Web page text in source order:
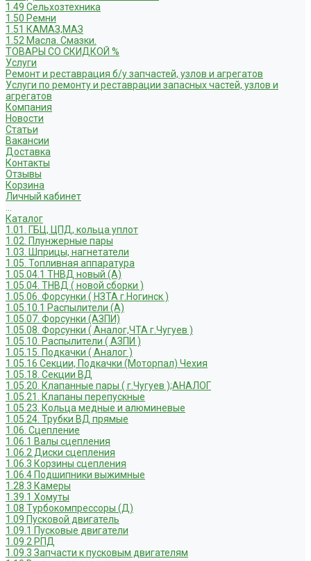
1.49 Сельхозтехника
1.50 Ремни
1.51 КАМАЗ,МАЗ
1.52 Масла. Смазки.
ТОВАРЫ СО СКИДКОЙ %
Услуги
Ремонт и реставрация б/у запчастей, узлов и агрегатов
Услуги по ремонту и реставрации запасных частей, узлов и
агрегатов
Компания
Новости
Статьи
Вакансии
Доставка
Контакты
Отзывы
Корзина
Личный кабинет
Каталог
1.01. ГБЦ, ЦПД, кольца уплот
1.02. Плунжерные пары
1.03. Шприцы, нагнетатели
1.05. Топливная аппаратура
1.05.04.1 ТНВД новый (А)
1.05.04. ТНВД ( новой сборки )
1.05.06. Форсунки ( НЗТА г.Ногинск )
1.05.10.1 Распылители (А)
1.05.07. Форсунки (АЗПИ)
1.05.08. Форсунки ( Аналог,ЧТА г.Чугуев )
1.05.10. Распылители ( АЗПИ )
1.05.15. Подкачки ( Аналог )
1.05.16 Секции, Подкачки (Моторпал) Чехия
1.05.18. Секции ВД
1.05.20. Клапанные пары ( г.Чугуев );АНАЛОГ
1.05.21. Клапаны перепускные
1.05.23. Кольца медные и алюминевые
1.05.24. Трубки ВД прямые
1.06. Сцепление
1.06.1 Валы сцепления
1.06.2 Диски сцепления
1.06.3 Корзины сцепления
1.06.4 Подшипники выжимные
1.28.3 Камеры
1.39.1 Хомуты
1.08 Турбокомпрессоры (Д)
1.09 Пусковой двигатель
1.09.1 Пусковые двигатели
1.09.2 РПД
1.09.3 Запчасти к пусковым двигателям